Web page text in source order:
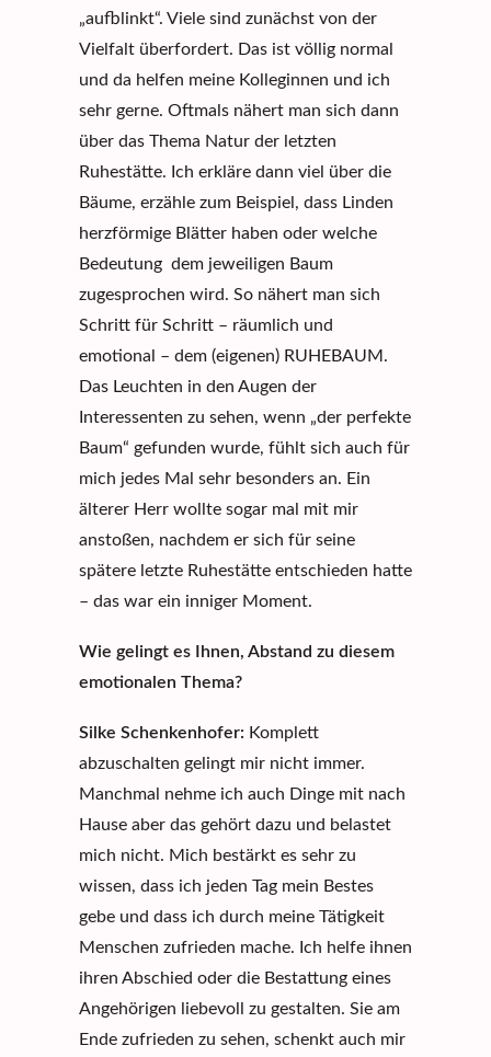
„aufblinkt“. Viele sind zunächst von der
Vielfalt überfordert. Das ist völlig normal
und da helfen meine Kolleginnen und ich
sehr gerne. Oftmals nähert man sich dann
über das Thema Natur der letzten
Ruhestätte. Ich erkläre dann viel über die
Bäume, erzähle zum Beispiel, dass Linden
herzförmige Blätter haben oder welche
Bedeutung dem jeweiligen Baum
zugesprochen wird. So nähert man sich
Schritt für Schritt – räumlich und
emotional – dem (eigenen) RUHEBAUM.
Das Leuchten in den Augen der
Interessenten zu sehen, wenn „der perfekte
Baum“ gefunden wurde, fühlt sich auch für
mich jedes Mal sehr besonders an. Ein
älterer Herr wollte sogar mal mit mir
anstoßen, nachdem er sich für seine
spätere letzte Ruhestätte entschieden hatte
– das war ein inniger Moment.
Wie gelingt es Ihnen, Abstand zu diesem
emotionalen Thema?
Silke Schenkenhofer: Komplett
abzuschalten gelingt mir nicht immer.
Manchmal nehme ich auch Dinge mit nach
Hause aber das gehört dazu und belastet
mich nicht. Mich bestärkt es sehr zu
wissen, dass ich jeden Tag mein Bestes
gebe und dass ich durch meine Tätigkeit
Menschen zufrieden mache. Ich helfe ihnen
ihren Abschied oder die Bestattung eines
Angehörigen liebevoll zu gestalten. Sie am
Ende zufrieden zu sehen, schenkt auch mir